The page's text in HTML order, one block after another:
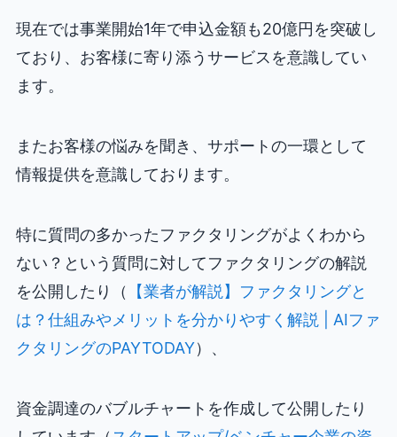
現在では事業開始1年で申込金額も20億円を突破し
ており、お客様に寄り添うサービスを意識してい
ます。
またお客様の悩みを聞き、サポートの一環として
情報提供を意識しております。
特に質問の多かったファクタリングがよくわから
ない？という質問に対してファクタリングの解説
を公開したり（
【業者が解説】ファクタリングと
は？仕組みやメリットを分かりやすく解説 | AIファ
クタリングのPAYTODAY）、
資金調達のバブルチャートを作成して公開したり